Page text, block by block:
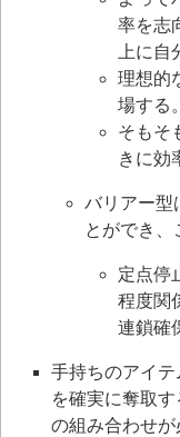
率を志
上に
理想的
場する。
そもそ
きに効
バリアー型
とができ、
定点停
程度関
連鎖確
手持ちのアイ
を確実に奪取
の組み合わせ